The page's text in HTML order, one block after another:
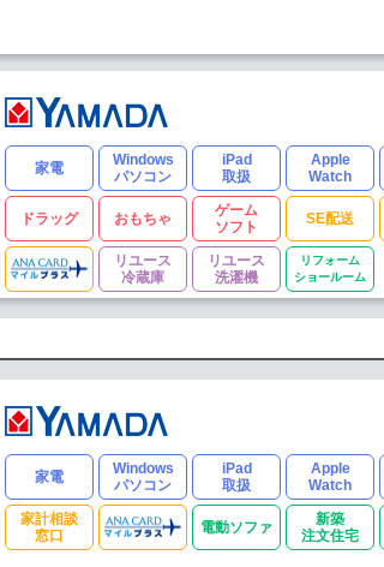
家電
Windows
パソコン
iPad
取扱
Apple
Watch
ドラッグ おもちゃ
ゲーム
ソフト
SE配送
リユース
冷蔵庫
リユース
洗濯機
リフォーム
ショールーム
家電
Windows
パソコン
iPad
取扱
Apple
Watch
家計相談
窓口
電動ソファ
新築
注文住宅